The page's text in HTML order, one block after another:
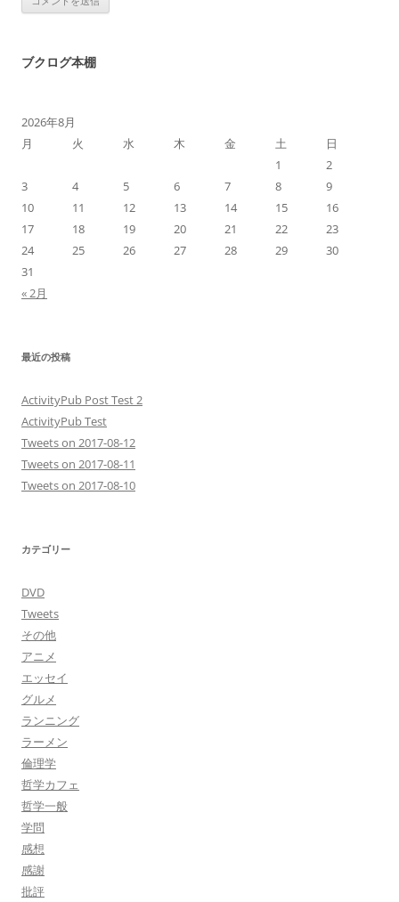
ブクログ本棚
2026年8月
月
火 水 木 金 土
日
1
2
3
4 5 6 7 8
9
10
11 12 13 14 15
16
17
18 19 20 21 22
23
24
25 26 27 28 29
30
31
« 2月
最近の投稿
ActivityPub Post Test 2
ActivityPub Test
Tweets on 2017-08-12
Tweets on 2017-08-11
Tweets on 2017-08-10
カテゴリー
DVD
Tweets
その他
アニメ
エッセイ
グルメ
ランニング
ラーメン
倫理学
哲学カフェ
哲学一般
学問
感想
感謝
批評